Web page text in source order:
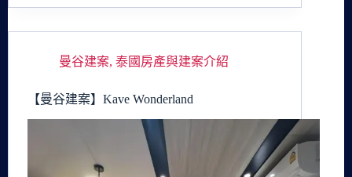
曼谷建案, 泰國房產與建案介紹
【曼谷建案】Kave Wonderland